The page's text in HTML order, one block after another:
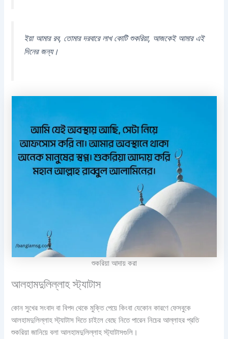
ইয়া আমার রব, তোমার দরবারে লাখ কোটি শুকরিয়া, আজকেই আমার এই
দিনের জন্য।
শুকরিয়া আদায় করা
আলহামদুলিল্লাহ স্ট্যাটাস
কোন সুখের সংবাদ বা বিপদ থেকে মুক্তি পেয়ে কিংবা যেকোন কারণে ফেসবুকে
আলহামদুলিল্লাহ স্ট্যাটাস দিতে চাইলে বেছে নিতে পারেন নিচের আল্লাহর প্রতি
শুকরিয়া জানিয়ে বলা আলহামদুলিল্লাহ স্ট্যাটাসগুলি।